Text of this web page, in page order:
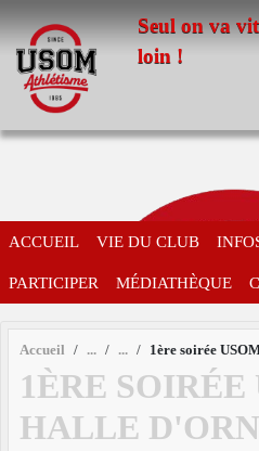
Seul on va
loin !
ACCUEIL VIE DU CLUB
PARTICIPER MÉDIATHÈQUE
Accueil 1ère soirée
1ÈRE
HALLE